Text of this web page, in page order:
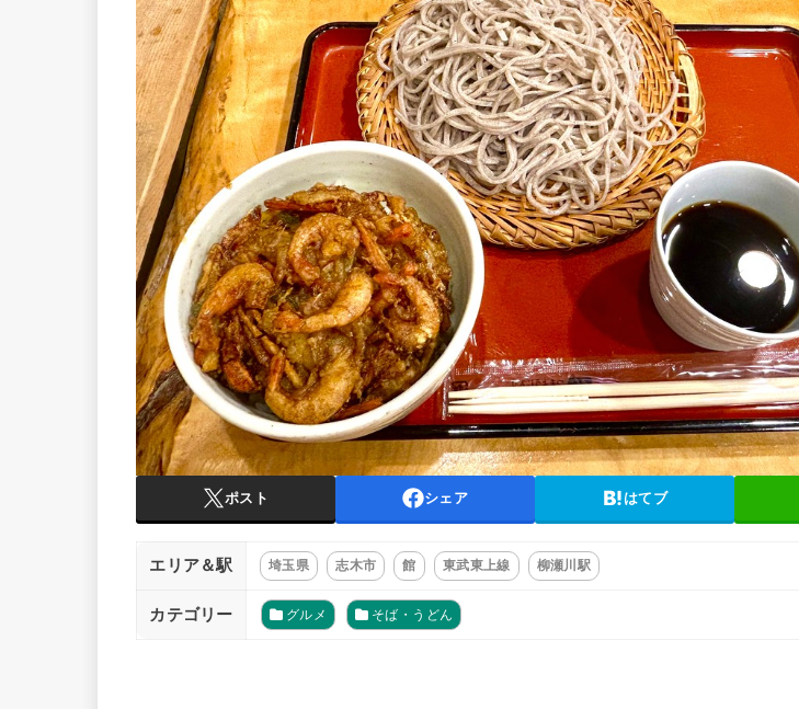
ポスト シェア はてブ
エリア＆駅 埼玉県 志木市 館 東武東上線 柳瀬川駅
カテゴリー グルメ そば・うどん